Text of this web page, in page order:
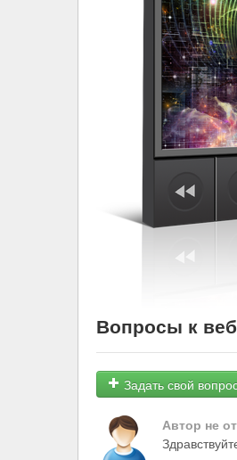
Вопросы к
Задать свой
Автор не